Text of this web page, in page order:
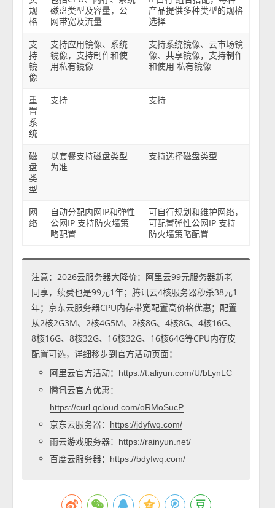
规
格
磁盘类型及容量，公
网带宽及流量
产品提供多种类型的规格
选择
支
持
镜
像
支持应用镜像、系统
镜像，支持制作和使
用私有镜像
支持系统镜像、云市场镜
像、共享镜像，支持制作
和使用 私有镜像
重
置
系
统
支持 支持
磁
盘
类
型
以套餐支持磁盘类型
为准
支持选择磁盘类型
网
络
自动分配内网IP和弹性
公网IP 支持防火墙策
略配置
可自行规划和维护网络，
可配置弹性公网IP 支持
防火墙策略配置
注意：2026云服务器大降价：阿里云99元服务器新老
同享，续费也是99元1年；腾讯云4核服务器秒杀38元1
年；京东云服务器CPU内存带宽配置高价格优惠；配置
从2核2G3M、2核4G5M、2核8G、4核8G、4核16G、
8核16G、8核32G、16核32G、16核64G等CPU内存皮
配置可选，详细移步到官方活动页面：
阿里云官方活动：
https://t.aliyun.com/U/bLynLC
腾讯云官方优惠：
https://curl.qcloud.com/oRMoSucP
京东云服务器： https://jdyfwq.com/
雨云游戏服务器： https://rainyun.net/
百度云服务器： https://bdyfwq.com/